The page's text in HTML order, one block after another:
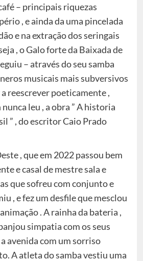
– principais riquezas
, e ainda da uma pincelada
e na extração dos seringais
, o Galo forte da Baixada de
– através do seu samba
musicais mais subversivos
reescrever poeticamente ,
leu , a obra ” A historia
” , do escritor Caio Prado
, que em 2022 passou bem
e casal de mestre sala e
que sofreu com conjunto e
, e fez um desfile que mesclou
. A rainha da bateria ,
simpatia com os seus
avenida com um sorriso
A atleta do samba vestiu uma